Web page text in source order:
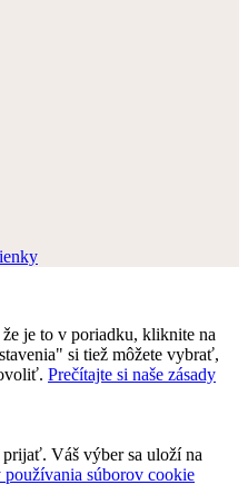
je to v poriadku, kliknite na
si tiež môžete vybrať,
Prečítajte si naše zásady
Váš výber sa uloží na
používania súborov cookie